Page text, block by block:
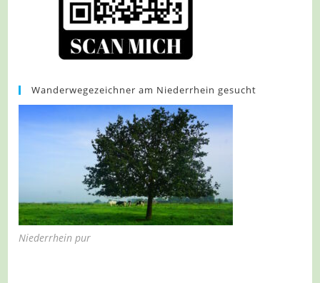
Wanderwegezeichner am Niederrhein gesucht
Niederrhein pur